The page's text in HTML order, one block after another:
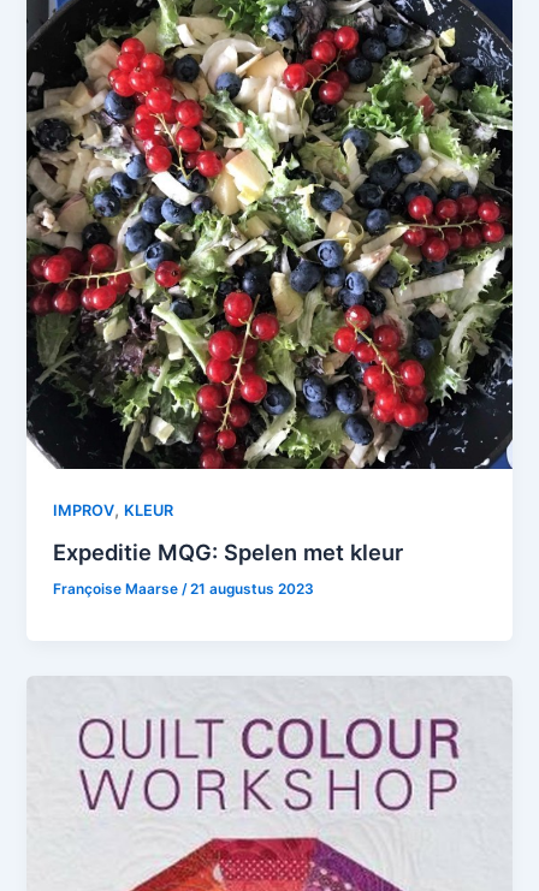
IMPROV, KLEUR
Expeditie MQG: Spelen met kleur
Françoise Maarse/21 augustus 2023